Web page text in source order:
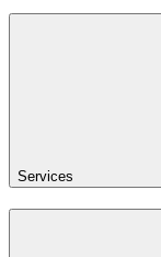
Services